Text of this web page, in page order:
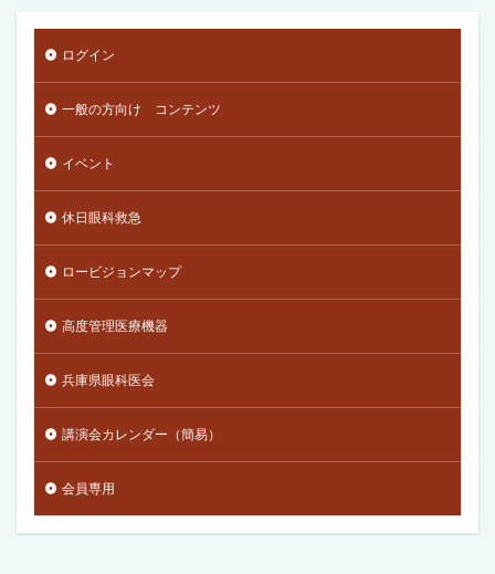
ログイン
一般の方向け コンテンツ
イベント
休日眼科救急
ロービジョンマップ
高度管理医療機器
兵庫県眼科医会
講演会カレンダー（簡易）
会員専用